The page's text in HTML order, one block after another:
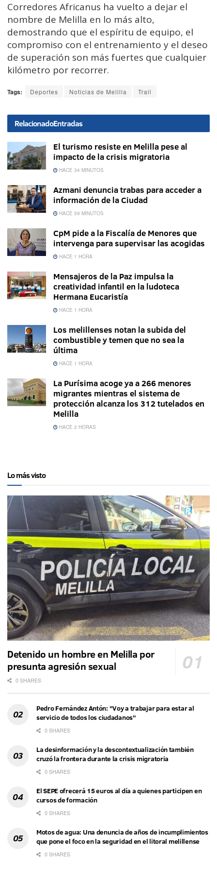
Corredores Africanus ha vuelto a dejar el
nombre de Melilla en lo más alto,
demostrando que el espíritu de equipo, el
compromiso con el entrenamiento y el deseo
de superación son más fuertes que cualquier
kilómetro por recorrer.
Tags: Deportes Noticias de Melilla Trail
RelacionadoEntradas
El turismo resiste en Melilla pese al
impacto de la crisis migratoria
HACE 34 MINUTOS
Azmani denuncia trabas para acceder a
información de la Ciudad
HACE 59 MINUTOS
CpM pide a la Fiscalía de Menores que
intervenga para supervisar las acogidas
HACE 1 HORA
Mensajeros de la Paz impulsa la
creatividad infantil en la ludoteca
Hermana Eucaristía
HACE 1 HORA
Los melillenses notan la subida del
combustible y temen que no sea la
última
HACE 1 HORA
La Purísima acoge ya a 266 menores
migrantes mientras el sistema de
protección alcanza los 312 tutelados en
Melilla
HACE 2 HORAS
Lo más visto
Detenido un hombre en Melilla por
presunta agresión sexual
0 SHARES
Pedro Fernández Antón: "Voy a trabajar para estar al
servicio de todos los ciudadanos"
0 SHARES
La desinformación y la descontextualización también
cruzó la frontera durante la crisis migratoria
0 SHARES
El SEPE ofrecerá 15 euros al día a quienes participen en
cursos de formación
0 SHARES
Motos de agua: Una denuncia de años de incumplimientos
que pone el foco en la seguridad en el litoral melillense
0 SHARES